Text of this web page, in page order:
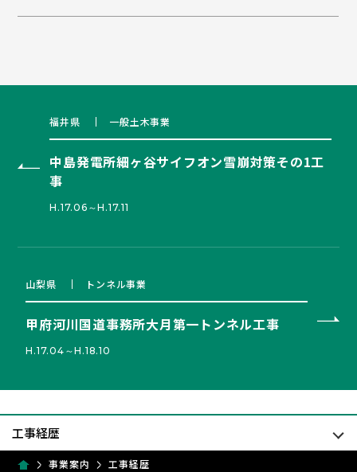
福井県 一般土木事業
中島発電所細ヶ谷サイフオン雪崩対策その1工
事
H.17.06～H.17.11
山梨県 トンネル事業
甲府河川国道事務所大月第一トンネル工事
H.17.04～H.18.10
事業案内 工事経歴